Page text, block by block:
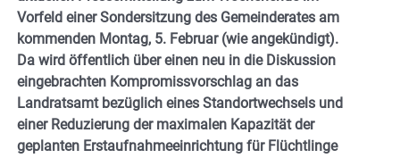
Vorfeld einer Sondersitzung des Gemeinderates am
kommenden Montag, 5. Februar (wie angekündigt).
Da wird öffentlich über einen neu in die Diskussion
eingebrachten Kompromissvorschlag an das
Landratsamt bezüglich eines Standortwechsels und
einer Reduzierung der maximalen Kapazität der
geplanten Erstaufnahmeeinrichtung für Flüchtlinge